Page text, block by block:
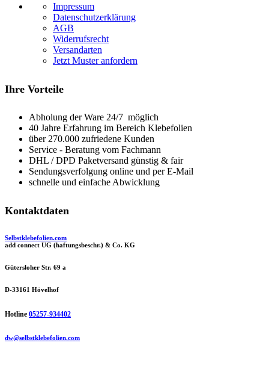
Impressum
Datenschutzerklärung
AGB
Widerrufsrecht
Versandarten
Jetzt Muster anfordern
Ihre Vorteile
Abholung der Ware 24/7 möglich
40 Jahre Erfahrung im Bereich Klebefolien
über 270.000 zufriedene Kunden
Service - Beratung vom Fachmann
DHL / DPD Paketversand günstig & fair
Sendungsverfolgung online und per E-Mail
schnelle und einfache Abwicklung
Kontaktdaten
Selbstklebefolien.com
add connect UG (haftungsbeschr.) & Co. KG
Gütersloher Str. 69 a
D-33161 Hövelhof
Hotline 05257-934402
dw@selbstklebefolien.com